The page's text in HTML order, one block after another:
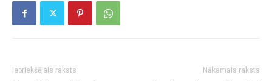
Iepriekšējais raksts Nākamais raksts